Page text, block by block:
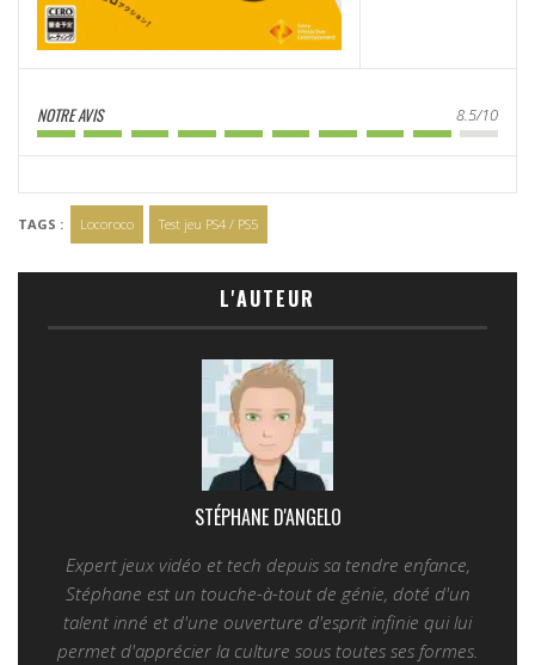
NOTRE AVIS 8.5/10
TAGS : Locoroco Test jeu PS4 / PS5
L'AUTEUR
STÉPHANE D'ANGELO
Expert jeux vidéo et tech depuis sa tendre enfance,
Stéphane est un touche-à-tout de génie, doté d'un
talent inné et d'une ouverture d'esprit infinie qui lui
permet d'apprécier la culture sous toutes ses formes.